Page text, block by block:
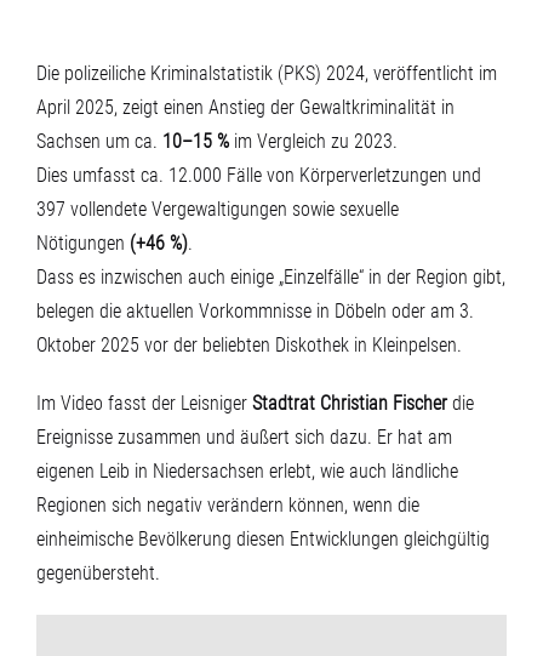
Die polizeiliche Kriminalstatistik (PKS) 2024, veröffentlicht im
April 2025, zeigt einen Anstieg der Gewaltkriminalität in
Sachsen um ca. 10–15 %im Vergleich zu 2023.
Dies umfasst ca. 12.000 Fälle von Körperverletzungen und
397 vollendete Vergewaltigungen sowie sexuelle
Nötigungen (+46 %).
Dass es inzwischen auch einige „Einzelfälle“ in der Region gibt,
belegen die aktuellen Vorkommnisse in Döbeln oder am 3.
Oktober 2025 vor der beliebten Diskothek in Kleinpelsen.
Im Video fasst der Leisniger Stadtrat Christian Fischerdie
Ereignisse zusammen und äußert sich dazu. Er hat am
eigenen Leib in Niedersachsen erlebt, wie auch ländliche
Regionen sich negativ verändern können, wenn die
einheimische Bevölkerung diesen Entwicklungen gleichgültig
gegenübersteht.